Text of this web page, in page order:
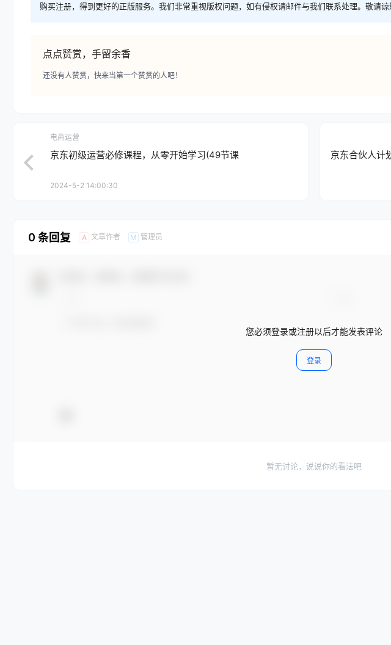
购买注册，得到更好的正版服务。我们非常重视版权问题，如有侵权请邮件与我们联系处理。敬请谅
点点赞赏，手留余香
还没有人赞赏，快来当第一个赞赏的人吧！
电商运营
京东初级运营必修课程，从零开始学习(49节课
2024-5-2 14:00:30
京东合伙人计
0 条回复 A 文章作者 M 管理员
您必须登录或注册以后才能发表评论
登录
暂无讨论，说说你的看法吧